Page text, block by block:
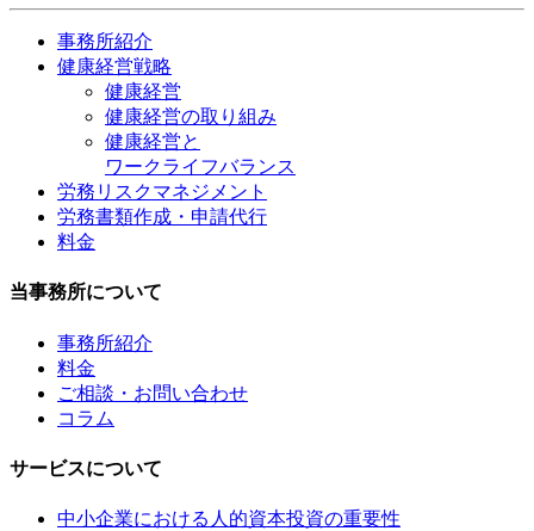
事務所紹介
健康経営戦略
健康経営
健康経営の取り組み
健康経営と
ワークライフバランス
労務リスクマネジメント
労務書類作成・申請代行
料金
当事務所について
事務所紹介
料金
ご相談・お問い合わせ
コラム
サービスについて
中小企業における人的資本投資の重要性